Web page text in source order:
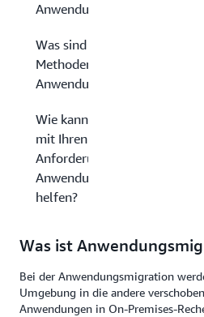
Anwendungen?
Was sind bewährte
Methoden für die
Anwendungsmigration?
Wie kann AWS Ihnen
mit Ihren
Anforderungen bei der
Anwendungsmigration
helfen?
Was ist
Bei der Anwendungsmigration
Umgebung in die andere
Anwendungen in On-Premises-